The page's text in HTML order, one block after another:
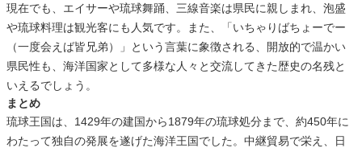
現在でも、エイサーや琉球舞踊、三線音楽は県民に親しまれ、泡盛
や琉球料理は観光客にも人気です。また、「いちゃりばちょーでー
（一度会えば皆兄弟）」という言葉に象徴される、開放的で温かい
県民性も、海洋国家として多様な人々と交流してきた歴史の名残と
いえるでしょう。
まとめ
琉球王国は、1429年の建国から1879年の琉球処分まで、約450年に
わたって独自の発展を遂げた海洋王国でした。中継貿易で栄え、日